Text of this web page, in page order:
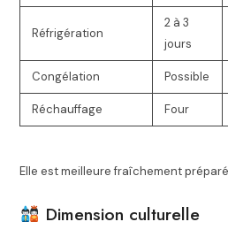
Réfrigération
2 à 3
jours
Congélation Possible
Réchauffage Four
Elle est meilleure fraîchement
Dimension culturelle